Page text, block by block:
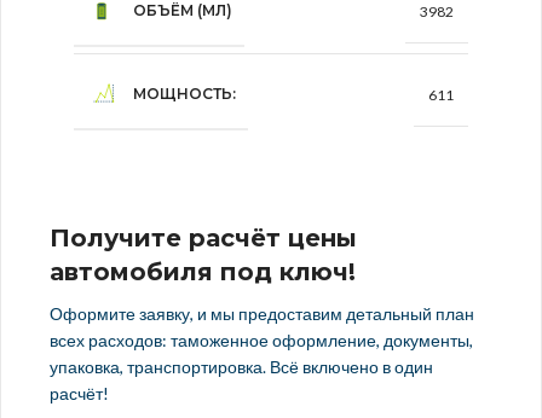
ОБЪЁМ (МЛ) 3982
МОЩНОСТЬ: 611
Получите расчёт цены
автомобиля под ключ!
Оформите заявку, и мы предоставим детальный план
всех расходов: таможенное оформление, документы,
упаковка, транспортировка. Всё включено в один
расчёт!